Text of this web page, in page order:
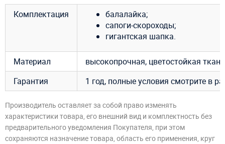
Комплектация
балалайка;
сапоги-скороходы;
гигантская шапка.
Материал
высокопрочная, цветостойкая
Гарантия
1 год, полные условия смотрите в
Производитель оставляет за собой право изменять
характеристики товара, его внешний вид и комплектность без
предварительного уведомления Покупателя, при этом
сохраняются назначение товара, область его применения, круг